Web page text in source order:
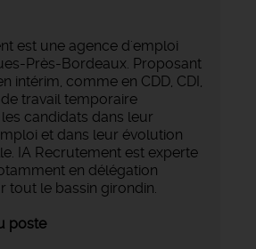
est une agence d'emploi
Près-Bordeaux. Proposant
intérim, comme en CDD, CDI,
travail temporaire
candidats dans leur
et dans leur évolution
IA Recrutement est experte
en délégation
tout le bassin girondin.
poste